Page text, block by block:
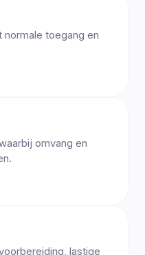
normale toegang en
omvang en
lastige